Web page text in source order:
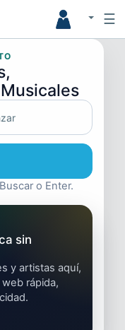
☰
o Enter.
sin
y artistas aquí,
rápida,